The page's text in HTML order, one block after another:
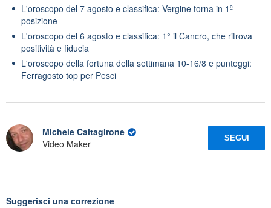
L'oroscopo del 7 agosto e classifica: Vergine torna in 1ª
posizione
L'oroscopo del 6 agosto e classifica: 1° il Cancro, che ritrova
positività e fiducia
L'oroscopo della fortuna della settimana 10-16/8 e punteggi:
Ferragosto top per Pesci
Michele Caltagirone
Video Maker
SEGUI
Suggerisci una correzione